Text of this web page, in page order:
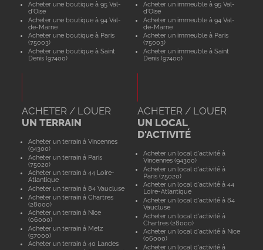
Acheter une boutique à 95 Val-
d'Oise
Acheter une boutique à 94 Val-
de-Marne
Acheter une boutique à Paris
(75003)
Acheter une boutique à Saint
Denis (97400)
Acheter un immeuble à 95 Val-
d'Oise
Acheter un immeuble à 94 Val-
de-Marne
Acheter un immeuble à Paris
(75003)
Acheter un immeuble à Saint
Denis (97400)
ACHETER / LOUER
UN TERRAIN
Acheter un terrain à Vincennes
(94300)
Acheter un terrain à Paris
(75020)
Acheter un terrain à 44 Loire-
Atlantique
Acheter un terrain à 84 Vaucluse
Acheter un terrain à Chartres
(28000)
Acheter un terrain à Nice
(06000)
Acheter un terrain à Metz
(57000)
Acheter un terrain à 40 Landes
ACHETER / LOUER
UN LOCAL
D'ACTIVITÉ
Acheter un local d'activité à
Vincennes (94300)
Acheter un local d'activité à
Paris (75020)
Acheter un local d'activité à 44
Loire-Atlantique
Acheter un local d'activité à 84
Vaucluse
Acheter un local d'activité à
Chartres (28000)
Acheter un local d'activité à Nice
(06000)
Acheter un local d'activité à